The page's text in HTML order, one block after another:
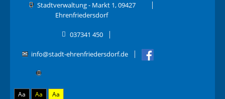
Stadtverwaltung - Markt 1, 09427
Ehrenfriedersdorf
037341 450
info@stadt-ehrenfriedersdorf.de
Aa Aa Aa